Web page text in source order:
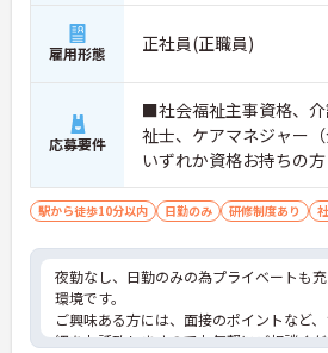
雇用形態 正社員(正職員)
応募要件
■社会福祉主事資格、
祉士、ケアマネジャー（
いずれか資格お持ちの方
駅から徒歩10分以内 日勤のみ 研修制度あり
夜勤なし、日勤のみの為プライベートも
環境です。
ご興味ある方には、面接のポイントなど
細をお話致しますのでお気軽にご相談く